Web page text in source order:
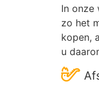
In onze
zo het
kopen,
u